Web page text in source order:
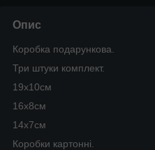
Опис
Коробка подарункова.
Три штуки комплект.
19х10см
16х8см
14х7см
Коробки картонні.